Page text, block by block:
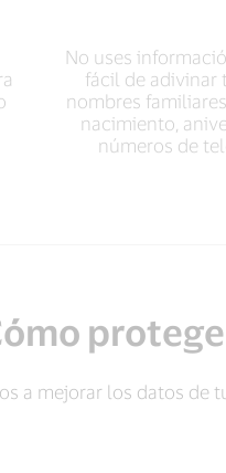
No uses
fácil de adivinar
nombres
nacimiento,
números de
a mejorar los datos de